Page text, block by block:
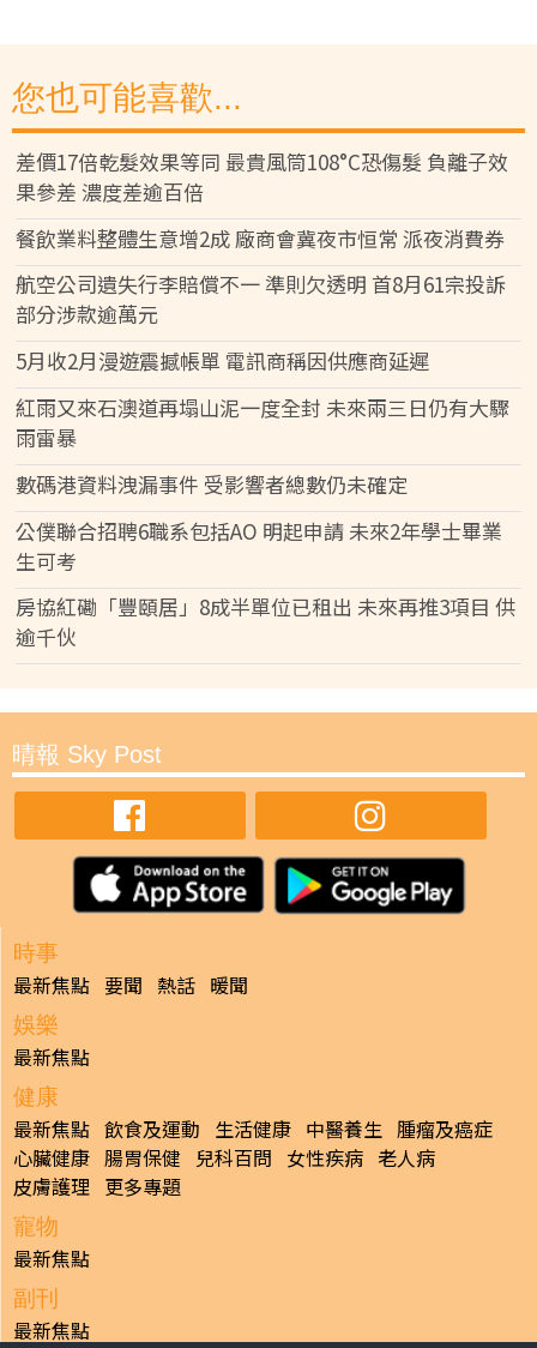
您也可能喜歡...
差價17倍乾髮效果等同 最貴風筒108°C恐傷髮 負離子效
果參差 濃度差逾百倍
餐飲業料整體生意增2成 廠商會冀夜市恒常 派夜消費券
航空公司遺失行李賠償不一 準則欠透明 首8月61宗投訴
部分涉款逾萬元
5月收2月漫遊震撼帳單 電訊商稱因供應商延遲
紅雨又來石澳道再塌山泥一度全封 未來兩三日仍有大驟
雨雷暴
數碼港資料洩漏事件 受影響者總數仍未確定
公僕聯合招聘6職系包括AO 明起申請 未來2年學士畢業
生可考
房協紅磡「豐頤居」8成半單位已租出 未來再推3項目 供
逾千伙
晴報 Sky Post
時事
最新焦點 要聞 熱話 暖聞
娛樂
最新焦點
健康
最新焦點 飲食及運動 生活健康 中醫養生 腫瘤及癌症
心臟健康 腸胃保健 兒科百問 女性疾病 老人病
皮膚護理 更多專題
寵物
最新焦點
副刊
最新焦點